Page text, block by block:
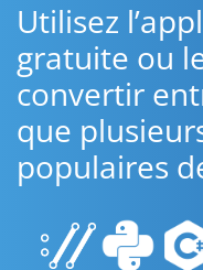
Utilisez
gratuite ou
convertir
que
populaires